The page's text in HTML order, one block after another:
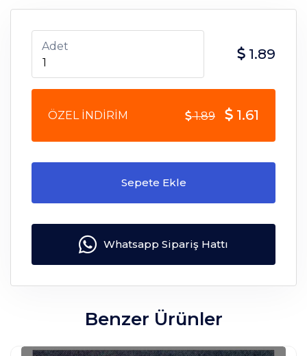
Adet 1.89
ÖZEL İNDİRİM 1.89 1.61
Sepete Ekle
Whatsapp Sipariş Hattı
Benzer Ürünler